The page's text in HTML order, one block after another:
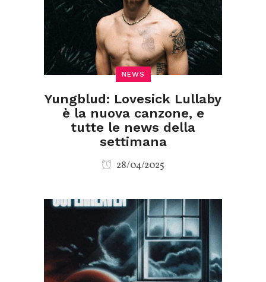
NEWS
Yungblud: Lovesick Lullaby
è la nuova canzone, e
tutte le news della
settimana
28/04/2025